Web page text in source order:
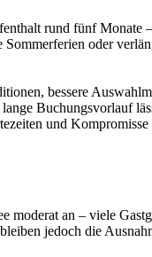
rund fünf Monate
oder
bessere
Buchungsvorlauf
und
moderat an – viele
jedoch die